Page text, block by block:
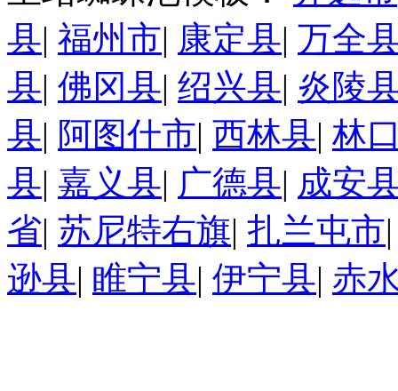
县| 福州市| 康定县| 万全
县| 佛冈县| 绍兴县| 炎陵
县| 阿图什市| 西林县| 林
县| 嘉义县| 广德县| 成安
省| 苏尼特右旗| 扎兰屯市
逊县| 睢宁县| 伊宁县| 赤